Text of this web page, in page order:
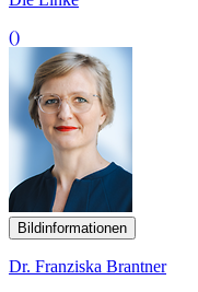
()
Bildinformationen
Dr. Franziska Brantner